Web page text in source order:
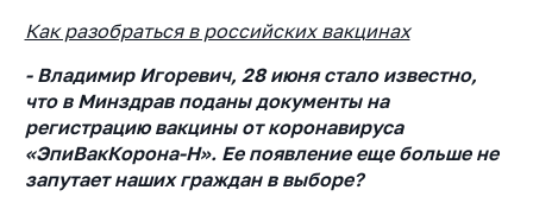
Как разобраться в российских вакцинах
- Владимир Игоревич, 28 июня стало известно,
что в Минздрав поданы документы на
регистрацию вакцины от коронавируса
«ЭпиВакКорона-Н». Ее появление еще больше не
запутает наших граждан в выборе?